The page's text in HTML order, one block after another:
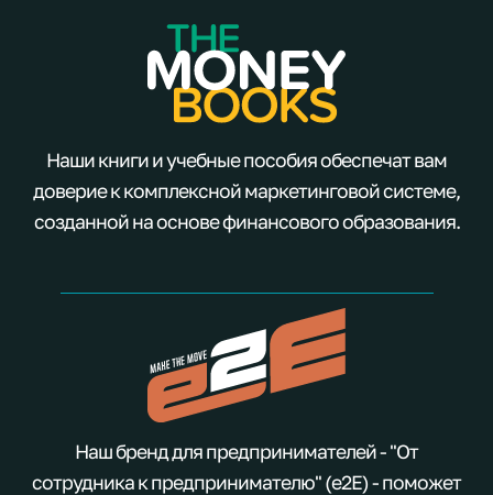
Наши книги и учебные пособия обеспечат вам
доверие к комплексной маркетинговой системе,
созданной на основе финансового образования.
Наш бренд для предпринимателей - "От
сотрудника к предпринимателю" (e2E) - поможет